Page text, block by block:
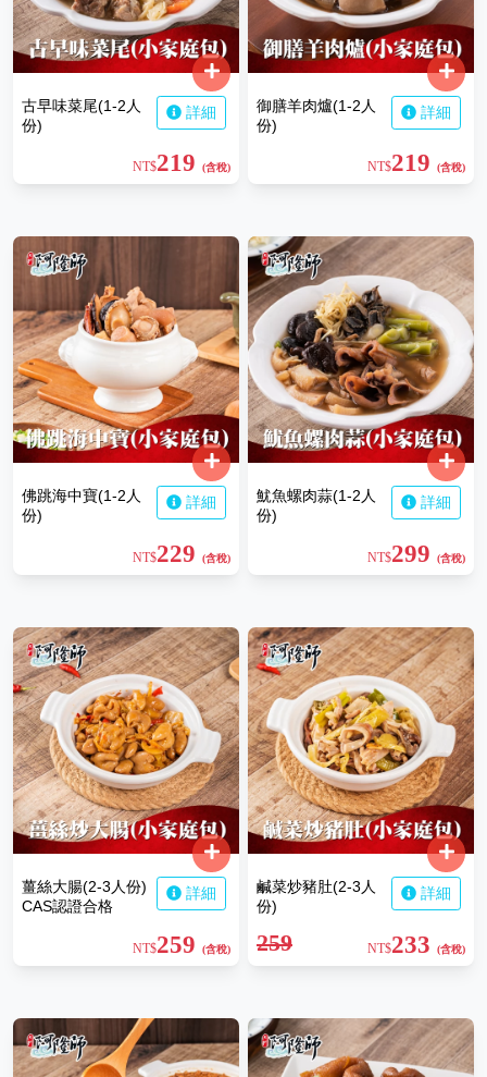
詳細
古早味菜尾(1-2人
份)
NT$219 (含稅)
詳細
御膳羊肉爐(1-2人
份)
NT$219(含稅)
詳細
佛跳海中寶(1-2人
份)
NT$229 (含稅)
詳細
魷魚螺肉蒜(1-2人
份)
NT$299(含稅)
詳細
薑絲大腸(2-3人份)
CAS認證合格
NT$259 (含稅)
詳細
鹹菜炒豬肚(2-3人
份)
259 NT$233(含稅)